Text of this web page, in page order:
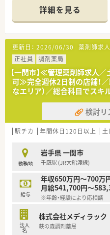
地域で腰を据えて働きたい
門前、病院門前など幅広く
新規出店も継続しており、
店舗数が増えている今でも
ドと一緒にプレゼントがあ
成長を続けている今でも変
≪企業ポイント≫
人事考課制度もしっかりし
ご自身で決めた目標に対
施。管理薬剤師、エリアマ
に現場を回って現場の声を
た分だけ評価されたい方に
だからこそ納得感があり、
3年先の人事を見越して正
人一人のライフステージに
改善などに力を入れています
こうした背景から育休復
パート薬剤師の方々にも
についても相談してくださ
消化器科, 小児科, 循環器科
様がご利用されます。
詳細を見る
更新日： 2026/06/30 薬剤師求人
正社員
調剤薬局
【一関市】≪管理薬剤師求人
可≫完全週休2日制の店舗！
なエリア）／総合科目でスキ
検討リ
駅チカ 年間休日120日以上 土
勤務地
岩手県 一関市
千厩駅 (JR大船渡線)
給与
年収650万円～700万
月給541,700円～
※年齢・経験により応相談
法人
名
株式会社メディラック
萩の森調剤薬局